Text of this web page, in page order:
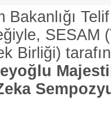
Bakanlığı
SESAM (
Birliği)